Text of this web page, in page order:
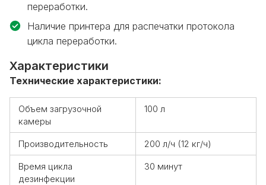
переработки.
Наличие принтера для распечатки протокола
цикла переработки.
Характеристики
Технические характеристики:
Объем загрузочной
камеры
100 л
Производительность
200 л/ч (12 кг/ч)
Время цикла
дезинфекции
30 минут